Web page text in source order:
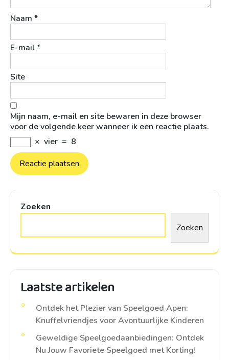
Naam *
E-mail*
Site
Mijn naam, e-mail en site bewaren in deze browser
voor de volgende keer wanneer ik een reactie plaats.
× vier = 8
Zoeken
Zoeken
Laatste artikelen
Ontdek het Plezier van Speelgoed Apen:
Knuffelvriendjes voor Avontuurlijke Kinderen
Geweldige Speelgoedaanbiedingen: Ontdek
Nu Jouw Favoriete Speelgoed met Korting!